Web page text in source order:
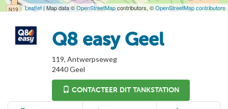
Leaflet | Map data ©OpenStreetMapcontributors, ©OpenStreetMap contributors
Q8 easy Geel
119, Antwerpseweg
2440Geel
CONTACTEER DIT TANKSTATION